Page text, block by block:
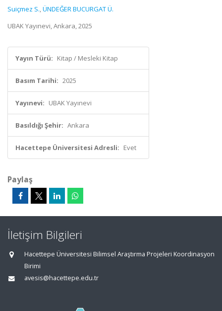
Suiçmez S.,ÜNDEĞER BUCURGAT Ü.
UBAK Yayınevi, Ankara, 2025
Yayın Türü: Kitap / Mesleki Kitap
Basım Tarihi: 2025
Yayınevi: UBAK Yayınevi
Basıldığı Şehir: Ankara
Hacettepe Üniversitesi Adresli: Evet
Paylaş
İletişim Bilgileri
Hacettepe Üniversitesi Bilimsel Araştırma Projeleri Koordinasyon
Birimi
avesis@hacettepe.edu.tr